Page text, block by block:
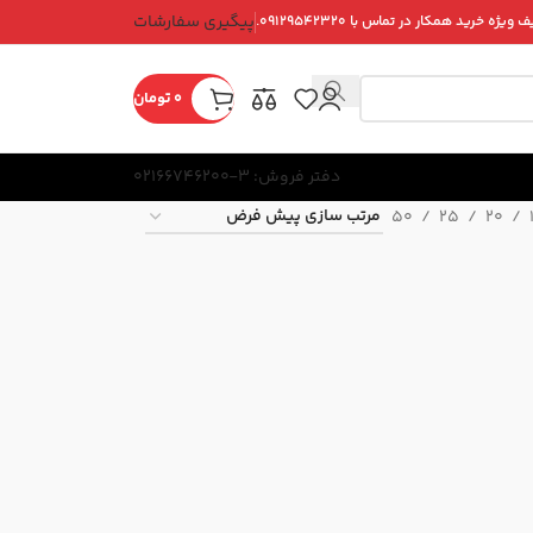
خرید همکار در تماس با ۰۹۱۲۹۵۴۲۳۲۰. پیگیری سفارشات
0 تومان
دفتر فروش: 3-02166746200
20
25
50